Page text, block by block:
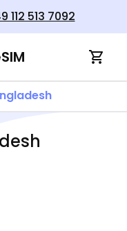
112 513 7092